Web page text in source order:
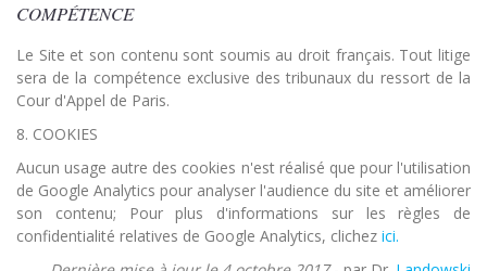
COMPÉTENCE
Le Site et son contenu sont soumis au droit français. Tout litige
sera de la compétence exclusive des tribunaux du ressort de la
Cour d'Appel de Paris.
8. COOKIES
Aucun usage autre des cookies n'est réalisé que pour l'utilisation
de Google Analytics pour analyser l'audience du site et améliorer
son contenu; Pour plus d'informations sur les règles de
confidentialité relatives de Google Analytics, clichez ici.